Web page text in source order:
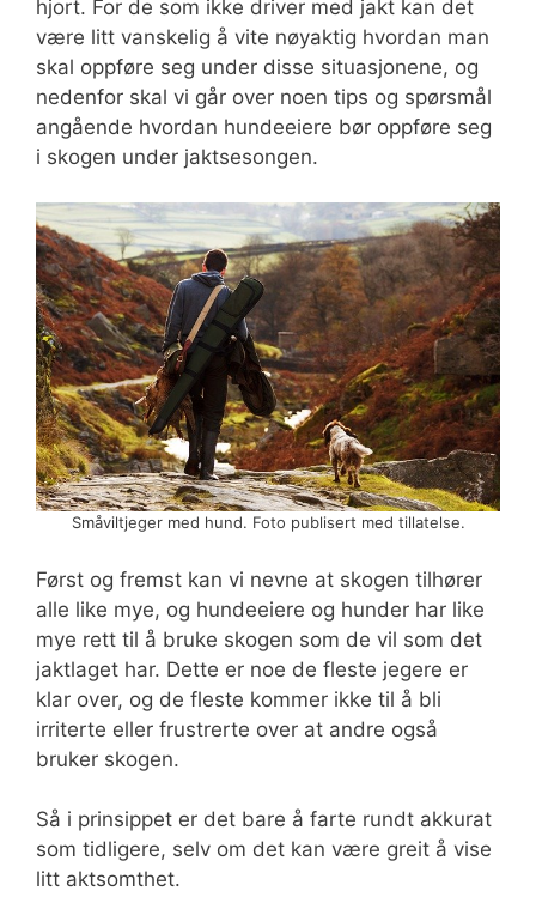
hjort. For de som ikke driver med jakt kan det
være litt vanskelig å vite nøyaktig hvordan man
skal oppføre seg under disse situasjonene, og
nedenfor skal vi går over noen tips og spørsmål
angående hvordan hundeeiere bør oppføre seg
i skogen under jaktsesongen.
Småviltjeger med hund. Foto publisert med tillatelse.
Først og fremst kan vi nevne at skogen tilhører
alle like mye, og hundeeiere og hunder har like
mye rett til å bruke skogen som de vil som det
jaktlaget har. Dette er noe de fleste jegere er
klar over, og de fleste kommer ikke til å bli
irriterte eller frustrerte over at andre også
bruker skogen.
Så i prinsippet er det bare å farte rundt akkurat
som tidligere, selv om det kan være greit å vise
litt aktsomthet.